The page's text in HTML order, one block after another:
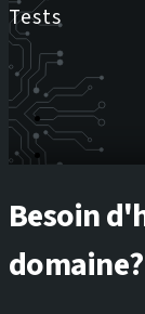
Tests
Besoin
domaine?